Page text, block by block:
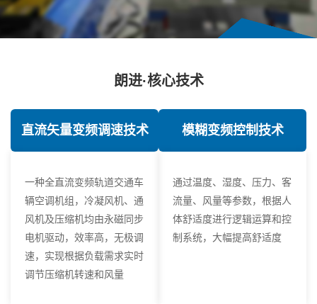
朗进·核心技术
直流矢量变频调速技术
一种全直流变频轨道交通车
辆空调机组，冷凝风机、通
风机及压缩机均由永磁同步
电机驱动，效率高，无极调
速，实现根据负载需求实时
调节压缩机转速和风量
模糊变频控制技术
通过温度、湿度、压力、客
流量、风量等参数，根据人
体舒适度进行逻辑运算和控
制系统，大幅提高舒适度